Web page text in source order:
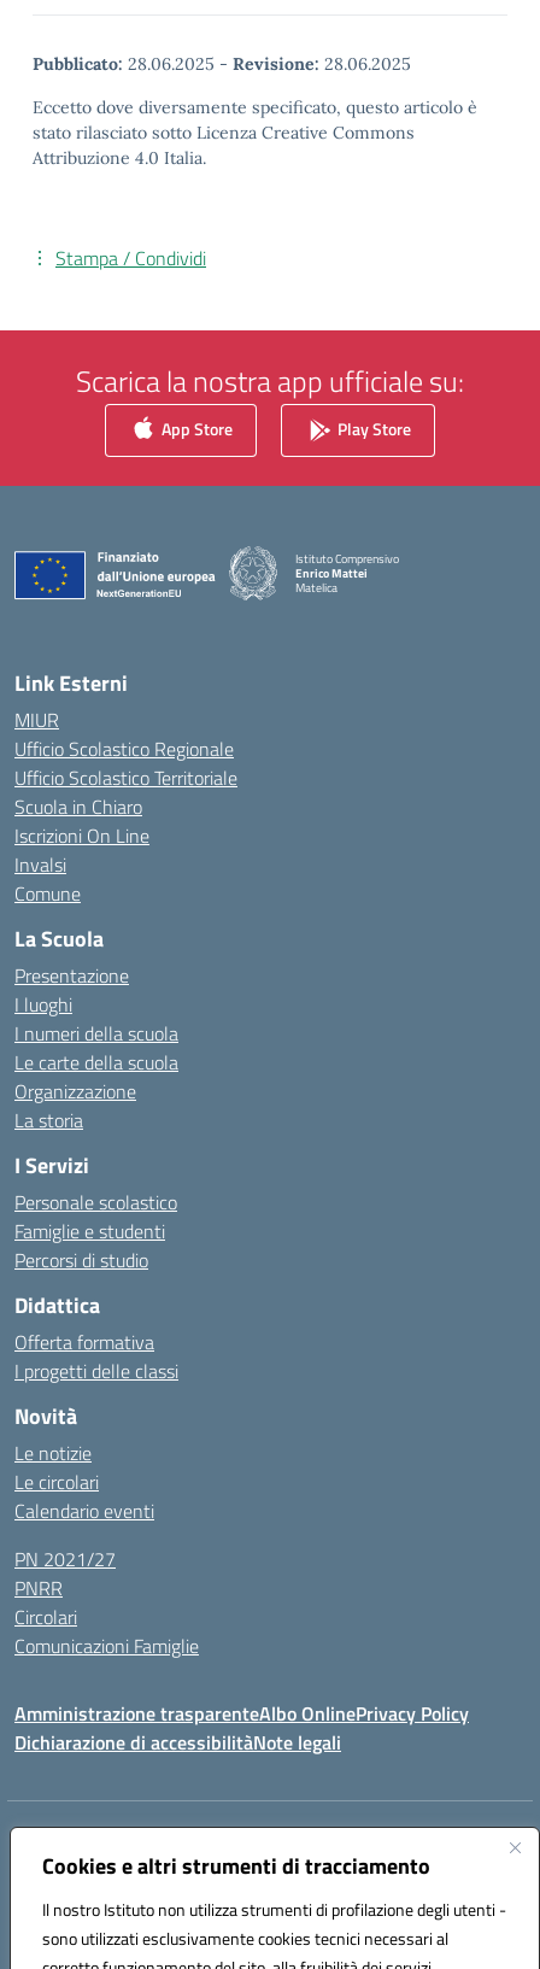
Cookies e altri strumenti di tracciamento
Il nostro Istituto non utilizza strumenti di profilazione degli utenti -
sono utilizzati esclusivamente cookies tecnici necessari al
Pubblicato: 28.06.2025 - Revisione: 28.06.2025
Eccetto dove diversamente specificato, questo articolo è
stato rilasciato sotto Licenza Creative Commons
Attribuzione 4.0 Italia.
Stampa / Condividi
Scarica la nostra app ufficiale su:
App Store Play Store
Istituto Comprensivo
Enrico Mattei
Matelica
Link Esterni
MIUR
Ufficio Scolastico Regionale
Ufficio Scolastico Territoriale
Scuola in Chiaro
Iscrizioni On Line
Invalsi
Comune
La Scuola
Presentazione
I luoghi
I numeri della scuola
Le carte della scuola
Organizzazione
La storia
I Servizi
Personale scolastico
Famiglie e studenti
Percorsi di studio
Didattica
Offerta formativa
I progetti delle classi
Novità
Le notizie
Le circolari
Calendario eventi
PN 2021/27
PNRR
Circolari
Comunicazioni Famiglie
Amministrazione trasparenteAlbo OnlinePrivacy Policy
Dichiarazione di accessibilitàNote legali
Indirizzo:
Centralino:(+39) 0737787634 Email:mcic80700n@istruzione.it
Codice fiscale: 92010940432
Codice meccanografico:
MCIC80700N